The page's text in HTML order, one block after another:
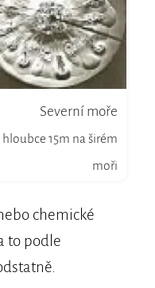
Severní moře
hloubce 15m na širém
moři
chemické
to podle